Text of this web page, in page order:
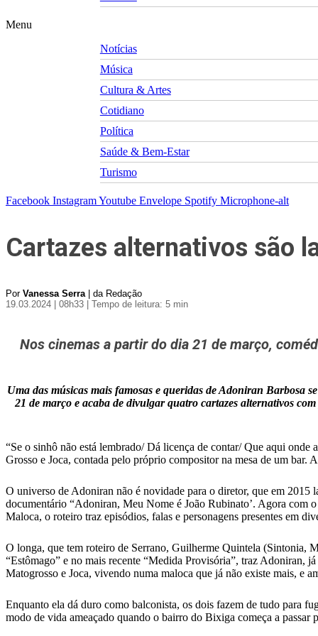
Menu
Notícias
Música
Cultura & Artes
Cotidiano
Política
Saúde & Bem-Estar
Turismo
Facebook InstagramYoutube Envelope Spotify Microphone-alt
Cartazes alternativos são
Por Vanessa Serra| da Redação
19.03.2024 | 08h33
| Tempo de leitura: 5 min
Nos cinemas a partir do dia 21 de março,
Uma das músicas mais famosas e queridas de Adoniran
21 de março e acaba de divulgar quatro cartazes alternativos
“Se o sinhô não está lembrado/ Dá licença de contar/ Que aqui onde
Grosso e Joca, contada pelo próprio compositor na mesa de um
O universo de Adoniran não é novidade para o diretor, que em 2015
documentário “Adoniran, Meu Nome é João Rubinato’. Agora com
Maloca, o roteiro traz episódios, falas e personagens presentes em
O longa, que tem roteiro de Serrano, Guilherme Quintela (Sintonia,
“Estômago” e no mais recente “Medida Provisória”, traz Adoniran,
Matogrosso e Joca, vivendo numa maloca que já não existe mais, e
Enquanto ela dá duro como balconista, os dois fazem de tudo para
modo de vida ameaçado quando o bairro do Bixiga começa a passar